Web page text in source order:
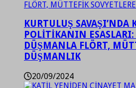
KURTULUŞ SAVAŞI’NDA
POLİTİKANIN ESASLARI:
DÜŞMANLA FLÖRT,
DÜŞMANLIK
20/09/2024